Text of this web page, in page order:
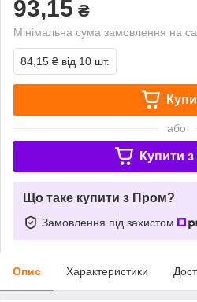
93,15 ₴
Мінімальна сума замовлення на
84,15 ₴ від 10 шт.
або
Купити з
Що таке купити з Пром?
Замовлення під захистом
Опис Характеристики